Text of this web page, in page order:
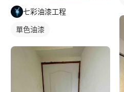
七彩油漆工程
單色油漆